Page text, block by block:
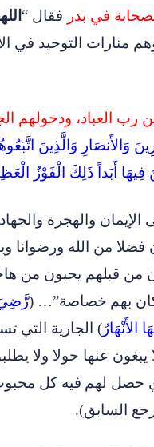
في بدر فقال “
منارات التوحيد في
رب العباد، ودخولهم
وَالأَنصَارِ وَالَّذِينَ
أَبَداً ذَلِكَ الْفَوْزُ
الإيمان والهجرة
فضلا من الله ورضوانا
من قبلهم يحبون من
بهم خصاصة”… (رَّضِيَ
) الجارية التي
يبغون عنها حولا ولا
حصل لهم فيه كل
السابق)
.